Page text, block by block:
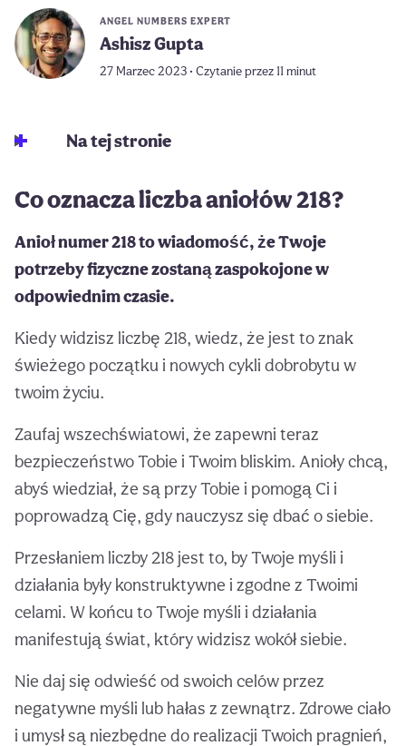
ANGEL NUMBERS EXPERT
Ashisz Gupta
27 Marzec 2023 • Czytanie przez 11 minut
Na tej stronie
Co oznacza liczba aniołów 218?
Anioł numer 218 to wiadomość, że Twoje
potrzeby fizyczne zostaną zaspokojone w
odpowiednim czasie.
Kiedy widzisz liczbę 218, wiedz, że jest to znak
świeżego początku i nowych cykli dobrobytu w
twoim życiu.
Zaufaj wszechświatowi, że zapewni teraz
bezpieczeństwo Tobie i Twoim bliskim. Anioły chcą,
abyś wiedział, że są przy Tobie i pomogą Ci i
poprowadzą Cię, gdy nauczysz się dbać o siebie.
Przesłaniem liczby 218 jest to, by Twoje myśli i
działania były konstruktywne i zgodne z Twoimi
celami. W końcu to Twoje myśli i działania
manifestują świat, który widzisz wokół siebie.
Nie daj się odwieść od swoich celów przez
negatywne myśli lub hałas z zewnątrz. Zdrowe ciało
i umysł są niezbędne do realizacji Twoich pragnień,